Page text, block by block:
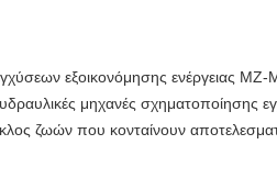
εξοικονόμησης ενέργειας MZ-
μηχανές σχηματοποίησης
ζωών που κονταίνουν